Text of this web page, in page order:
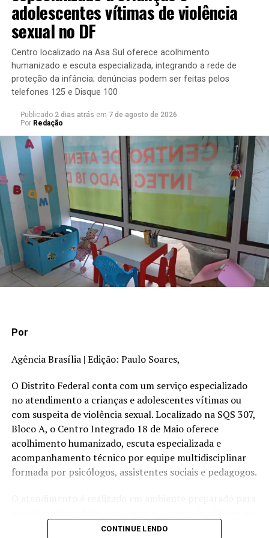
O texto prevê as seguintes medidas protecionistas que
podem acarretar contramedidas do Poder Executivo:
interferência em escolhas soberanas do Brasil por
meio de adoção de medidas comerciais
unilaterais;
violação de acordos comerciais; ou
exigência de requisitos ambientais mais onerosos
do que os parâmetros, normas e padrões de
proteção ambiental adotados pelo Brasil.
Entre as contramedidas que podem ser adotadas pelo
Poder Executivo, que devem ser proporcionais, o texto
autoriza:
imposição de tributos, taxas ou restrições sobre
importações de bens ou serviços de um país;
suspensão de concessões comerciais ou de
O texto também prevê a realização de consultas
diplomáticas para mitigar ou anular os efeitos das
medidas e contramedidas.
Repercussão
Durante a votação em Plenário, os senadores reiteraram
apoio ao projeto de lei.
Presidente do Senado, Davi Alcolumbre disse que o
sido aprovada de forma unânime, com 70 votos no
Plenário.
adolescentes vítimas de violência
sexual no DF
Centro localizado na Asa Sul oferece acolhimento
humanizado e escuta especializada, integrando a rede de
proteção da infância; denúncias podem ser feitas pelos
telefones 125 e Disque 100
Publicado 2 dias atrás em 7 de agosto de 2026
Por Redação
Por
Agência Brasília | Edição: Paulo Soares,
O Distrito Federal conta com um serviço especializado
no atendimento a crianças e adolescentes vítimas ou
com suspeita de violência sexual. Localizado na SQS 307,
Bloco A, o Centro Integrado 18 de Maio oferece
acolhimento humanizado, escuta especializada e
acompanhamento técnico por equipe multidisciplinar
formada por psicólogos, assistentes sociais e pedagogos.
seus familiares. Um dos principais diferenciais do serviço
CONTINUE LENDO